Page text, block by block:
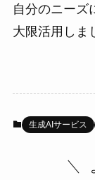
自分のニーズ
大限活用しま
生成AIサービス